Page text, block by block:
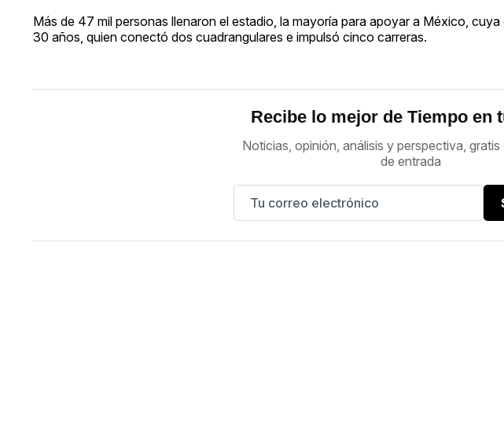
Más de 47 mil personas llenaron el estadio, la mayoría para apoyar a México,
30 años, quien conectó dos cuadrangulares e impulsó cinco carreras.
Recibe lo mejor de Tiempo en
Noticias, opinión, análisis y perspectiva, gratis
de entrada